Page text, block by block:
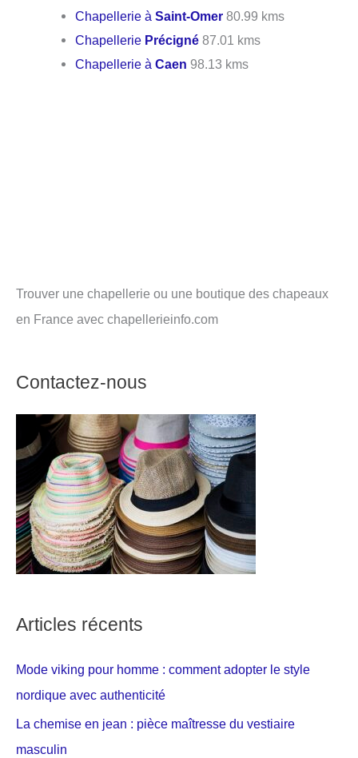
Chapellerie àSaint-Omer 80.99 kms
Chapellerie Précigné 87.01 kms
Chapellerie àCaen 98.13 kms
Trouver une chapellerie ou une boutique des chapeaux
en France avec chapellerieinfo.com
Contactez-nous
Articles récents
Mode viking pour homme : comment adopter le style
nordique avec authenticité
La chemise en jean : pièce maîtresse du vestiaire
masculin